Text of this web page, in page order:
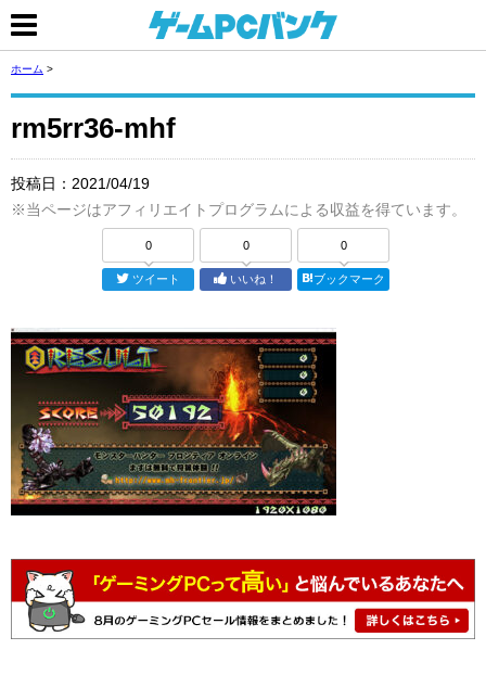
ホーム >
rm5rr36-mhf
投稿日： 2021/04/19
※当ページはアフィリエイトプログラムによる収益を得ています。
0
ツイート
0
いいね！
0
ブックマーク